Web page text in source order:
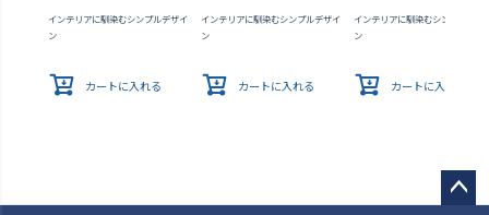
インテリアに馴染むシンプルデザイ
ン
カートに入れる
インテリアに馴染むシンプルデザイ
ン
カートに入れる
インテリアに馴染むシンプルデザ
ン
カートに入れる